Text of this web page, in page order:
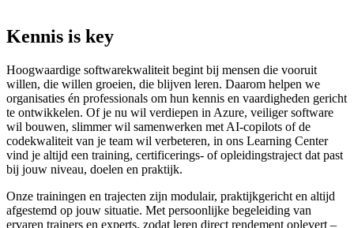
Kennis is key
Hoogwaardige softwarekwaliteit begint bij mensen die vooruit
willen, die willen groeien, die blijven leren. Daarom helpen we
organisaties én professionals om hun kennis en vaardigheden gericht
te ontwikkelen. Of je nu wil verdiepen in Azure, veiliger software
wil bouwen, slimmer wil samenwerken met AI-copilots of de
codekwaliteit van je team wil verbeteren, in ons Learning Center
vind je altijd een training, certificerings- of opleidingstraject dat past
bij jouw niveau, doelen en praktijk.
Onze trainingen en trajecten zijn modulair, praktijkgericht en altijd
afgestemd op jouw situatie. Met persoonlijke begeleiding van
ervaren trainers en experts, zodat leren direct rendement oplevert –